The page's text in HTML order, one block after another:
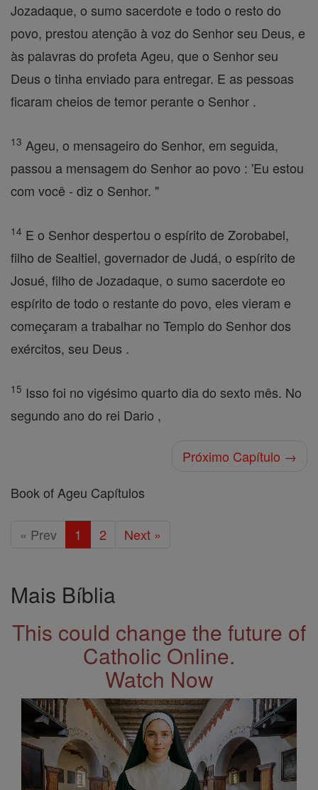
Jozadaque, o sumo sacerdote e todo o resto do
povo, prestou atenção à voz do Senhor seu Deus, e
às palavras do profeta Ageu, que o Senhor seu
Deus o tinha enviado para entregar. E as pessoas
ficaram cheios de temor perante o Senhor .
13 Ageu, o mensageiro do Senhor, em seguida,
passou a mensagem do Senhor ao povo : 'Eu estou
com você - diz o Senhor. "
14 E o Senhor despertou o espírito de Zorobabel,
filho de Sealtiel, governador de Judá, o espírito de
Josué, filho de Jozadaque, o sumo sacerdote eo
espírito de todo o restante do povo, eles vieram e
começaram a trabalhar no Templo do Senhor dos
exércitos, seu Deus .
15 Isso foi no vigésimo quarto dia do sexto mês. No
segundo ano do rei Dario ,
Próximo Capítulo →
Book of Ageu Capítulos
« Prev 1 2 Next »
Mais Bíblia
This could change the future of
Catholic Online.
Watch Now